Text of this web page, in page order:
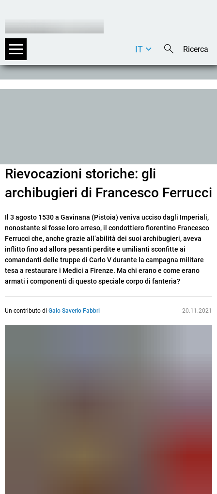
DE
IT
Rievocazioni storiche: gli
archibugieri di Francesco Ferrucci
Il 3 agosto 1530 a Gavinana (Pistoia) veniva ucciso dagli Imperiali,
nonostante si fosse loro arreso, il condottiero fiorentino Francesco
Ferrucci che, anche grazie all’abilità dei suoi archibugieri, aveva
inflitto fino ad allora pesanti perdite e umilianti sconfitte ai
comandanti delle truppe di Carlo V durante la campagna militare
tesa a restaurare i Medici a Firenze. Ma chi erano e come erano
armati i componenti di questo speciale corpo di fanteria?
Un contributo di Gaio Saverio Fabbri 20.11.2021